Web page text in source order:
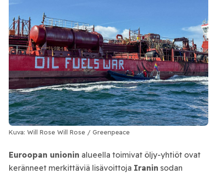
Kuva: Will Rose Will Rose / Greenpeace
Euroopan unionin alueella toimivat öljy-yhtiöt ovat
keränneet merkittäviä lisävoittoja Iranin sodan